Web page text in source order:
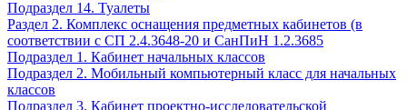
Подраздел 14. Туалеты
Раздел 2. Комплекс оснащения предметных кабинетов (в
соответствии с СП 2.4.3648-20 и СанПиН 1.2.3685
Подраздел 1. Кабинет начальных классов
Подраздел 2. Мобильный компьютерный класс для начальных
классов
Подраздел 3. Кабинет проектно-исследовательской